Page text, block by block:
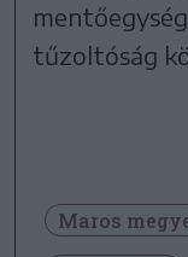
tűzoltóság
Maros